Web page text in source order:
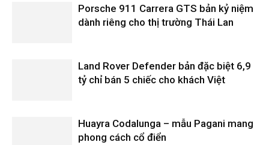
Porsche 911 Carrera GTS bản kỷ niệm
dành riêng cho thị trường Thái Lan
Land Rover Defender bản đặc biệt 6,9
tỷ chỉ bán 5 chiếc cho khách Việt
Huayra Codalunga – mẫu Pagani mang
phong cách cổ điển